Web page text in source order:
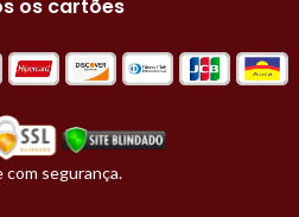
os cartões
com segurança.